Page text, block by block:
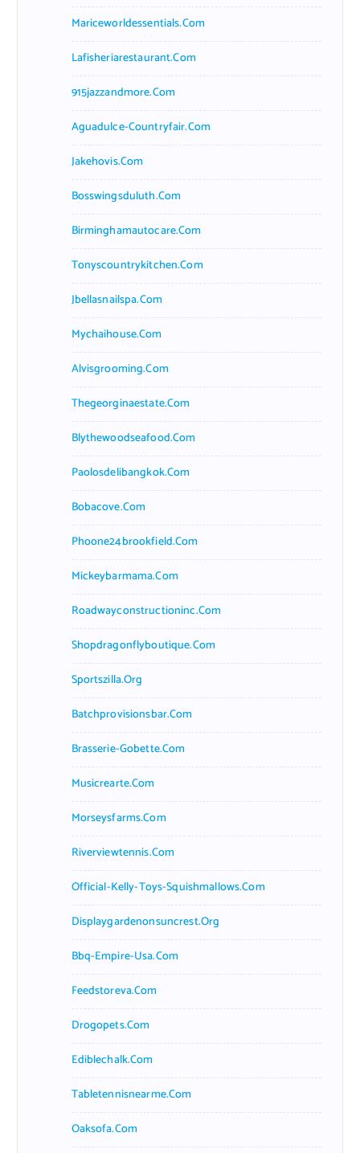
Mariceworldessentials.com
Lafisheriarestaurant.com
915jazzandmore.com
Aguadulce-Countryfair.com
Jakehovis.com
Bosswingsduluth.com
Birminghamautocare.com
Tonyscountrykitchen.com
Jbellasnailspa.com
Mychaihouse.com
Alvisgrooming.com
Thegeorginaestate.com
Blythewoodseafood.com
Paolosdelibangkok.com
Bobacove.com
Phoone24brookfield.com
Mickeybarmama.com
Roadwayconstructioninc.com
Shopdragonflyboutique.com
Sportszilla.org
Batchprovisionsbar.com
Brasserie-Gobette.com
Musicrearte.com
Morseysfarms.com
Riverviewtennis.com
Official-Kelly-Toys-Squishmallows.com
Displaygardenonsuncrest.org
Bbq-Empire-Usa.com
Feedstoreva.com
Drogopets.com
Ediblechalk.com
Tabletennisnearme.com
Oaksofa.com